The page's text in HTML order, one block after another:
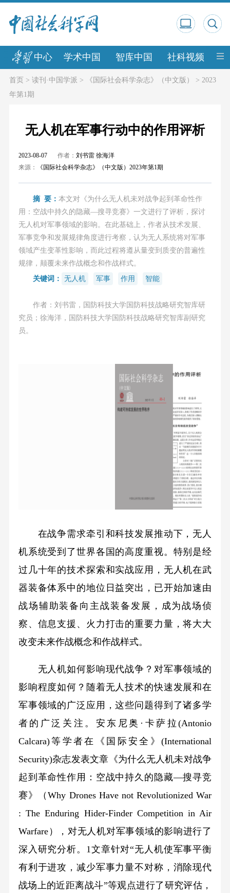
中心 学术中国 智库中国 社科视频 中
首页> 读刊·中国学派 > 《国际社会科学杂志》（中文版） > 2023
年第1期
无人机在军事行动中的作用评析
2023-08-07 作者： 刘书雷 徐海洋
来源：
《国际社会科学杂志》（中文版）2023年第1期
摘 要：本文对《为什么无人机未对战争起到革命性作
用：空战中持久的隐藏—搜寻竞赛》一文进行了评析，探讨
无人机对军事领域的影响。在此基础上，作者从技术发展、
军事竞争和发展规律角度进行考察，认为无人系统将对军事
领域产生变革性影响，而此过程将遵从量变到质变的普遍性
规律，颠覆未来作战概念和作战样式。
关键词：
无人机 军事 作用 智能
作者：刘书雷，国防科技大学国防科技战略研究智库研
究员；徐海洋，国防科技大学国防科技战略研究智库副研究
员。
在战争需求牵引和科技发展推动下，无人
机系统受到了世界各国的高度重视。特别是经
过几十年的技术探索和实战应用，无人机在武
器装备体系中的地位日益突出，已开始加速由
战场辅助装备向主战装备发展，成为战场侦
察、信息支援、火力打击的重要力量，将大大
改变未来作战概念和作战样式。
无人机如何影响现代战争？对军事领域的
影响程度如何？随着无人技术的快速发展和在
军事领域的广泛应用，这些问题得到了诸多学
者的广泛关注。安东尼奥·卡萨拉(Antonio
Calcara)等学者在《国际安全》(International
Security)杂志发表文章《为什么无人机未对战争
起到革命性作用：空战中持久的隐藏—搜寻竞
赛》（Why Drones Have not Revolutionized War
: The Enduring Hider-Finder Competition in Air
Warfare），对无人机对军事领域的影响进行了
深入研究分析。1文章针对“无人机使军事平衡
有利于进攻，减少军事力量不对称，消除现代
战场上的近距离战斗”等观点进行了研究评估，